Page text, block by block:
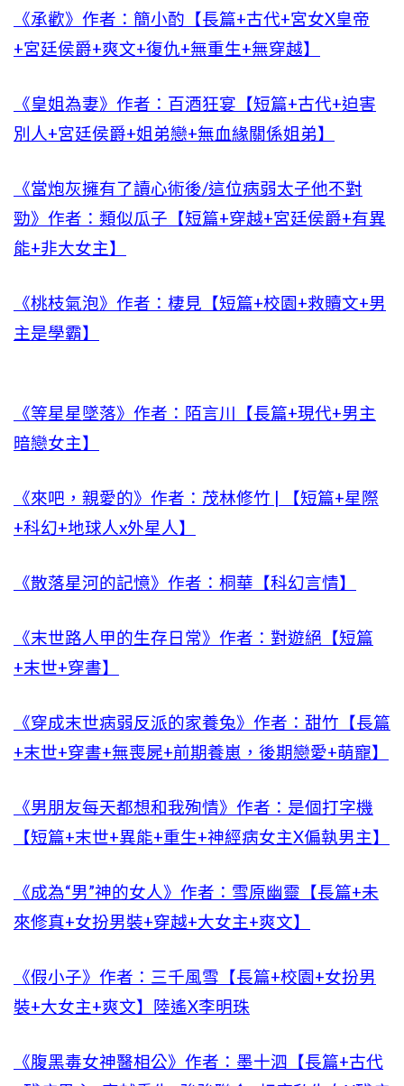
《承歡》作者：簡小酌【長篇+古代+宮女X皇帝
+宮廷侯爵+爽文+復仇+無重生+無穿越】
《皇姐為妻》作者：百酒狂宴【短篇+古代+迫害
別人+宮廷侯爵+姐弟戀+無血緣關係姐弟】
《當炮灰擁有了讀心術後/這位病弱太子他不對
勁》作者：類似瓜子【短篇+穿越+宮廷侯爵+有異
能+非大女主】
《桃枝氣泡》作者：棲見【短篇+校園+救贖文+男
主是學霸】
《等星星墜落》作者：陌言川【長篇+現代+男主
暗戀女主】
《來吧，親愛的》作者：茂林修竹 | 【短篇+星際
+科幻+地球人x外星人】
《散落星河的記憶》作者：桐華【科幻言情】
《末世路人甲的生存日常》作者：對遊絕【短篇
+末世+穿書】
《穿成末世病弱反派的家養兔》作者：甜竹【長篇
+末世+穿書+無喪屍+前期養崽，後期戀愛+萌寵】
《男朋友每天都想和我殉情》作者：是個打字機
【短篇+末世+異能+重生+神經病女主X偏執男主】
《成為“男”神的女人》作者：雪原幽靈【長篇+未
來修真+女扮男裝+穿越+大女主+爽文】
《假小子》作者：三千風雪【長篇+校園+女扮男
裝+大女主+爽文】陸遙X李明珠
《腹黑毒女神醫相公》作者：墨十泗【長篇+古代